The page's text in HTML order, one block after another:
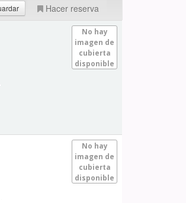
Hacer reserva
No hay
imagen de
cubierta
disponible
No hay
imagen de
cubierta
disponible